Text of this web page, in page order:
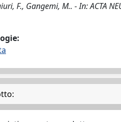
F., Gangemi, M.. - In: ACTA